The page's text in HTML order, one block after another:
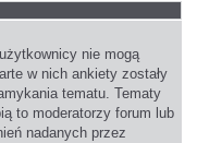
nie mogą
w nich ankiety zostały
tematu. Tematy
to moderatorzy forum lub
nadanych przez